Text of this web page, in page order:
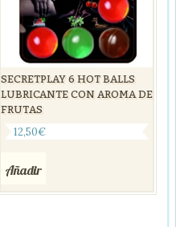
SECRETPLAY 6 HOT BALLS
LUBRICANTE CON AROMA DE
FRUTAS
12,50€
Añadir